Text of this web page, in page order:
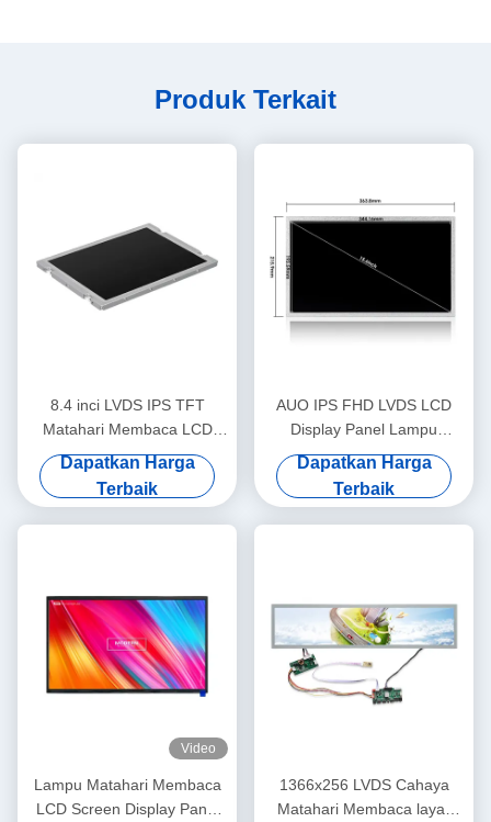
Produk Terkait
8.4 inci LVDS IPS TFT
Matahari Membaca LCD
Monitor layar 1200nits
Dapatkan Harga
Terbaik
AUO IPS FHD LVDS LCD
Display Panel Lampu
Matahari Membaca Layar
1920x1080 15.6 Inch
Dapatkan Harga
Terbaik
Video
Lampu Matahari Membaca
LCD Screen Display Panel
1366x256 LVDS Cahaya
Matahari Membaca layar